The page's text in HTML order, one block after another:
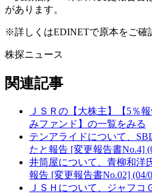
があります。
※詳しくはEDINETで原本をご確
株探ニュース
関連記事
ＪＳＲの【大株主】【5％
みファンド】の一覧をみる
テンアライドについて、
たと報告 [変更報告書No.4]
井筒屋について、青柳和洋
報告 [変更報告書No.02] (04/
ＪＳＨについて、ジャフコ